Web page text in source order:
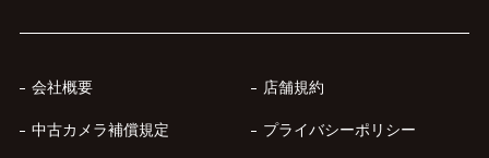
会社概要 店舗規約
中古カメラ補償規定 プライバシーポリシー